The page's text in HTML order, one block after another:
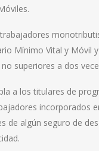
Mínimo Vital y
superiores a dos
a los titulares de
incorporados
de algún seguro de